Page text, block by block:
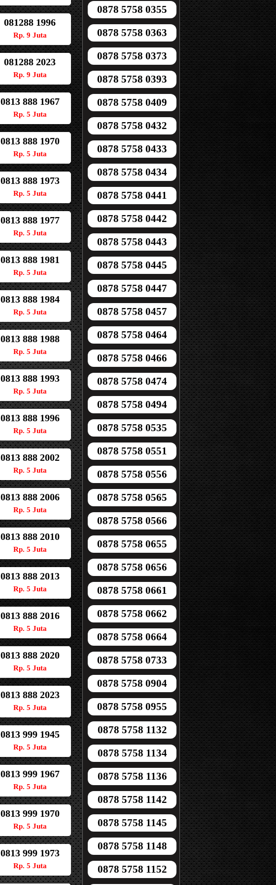
081288 1996
Rp. 9 Juta
081288 2023
Rp. 9 Juta
0813 888 1967
Rp. 5 Juta
0813 888 1970
Rp. 5 Juta
0813 888 1973
Rp. 5 Juta
0813 888 1977
Rp. 5 Juta
0813 888 1981
Rp. 5 Juta
0813 888 1984
Rp. 5 Juta
0813 888 1988
Rp. 5 Juta
0813 888 1993
Rp. 5 Juta
0813 888 1996
Rp. 5 Juta
0813 888 2002
Rp. 5 Juta
0813 888 2006
Rp. 5 Juta
0813 888 2010
Rp. 5 Juta
0813 888 2013
Rp. 5 Juta
0813 888 2016
Rp. 5 Juta
0813 888 2020
Rp. 5 Juta
0813 888 2023
Rp. 5 Juta
0813 999 1945
Rp. 5 Juta
0813 999 1967
Rp. 5 Juta
0813 999 1970
Rp. 5 Juta
0813 999 1973
Rp. 5 Juta
0878 5758 0355
0878 5758 0363
0878 5758 0373
0878 5758 0393
0878 5758 0409
0878 5758 0432
0878 5758 0433
0878 5758 0434
0878 5758 0441
0878 5758 0442
0878 5758 0443
0878 5758 0445
0878 5758 0447
0878 5758 0457
0878 5758 0464
0878 5758 0466
0878 5758 0474
0878 5758 0494
0878 5758 0535
0878 5758 0551
0878 5758 0556
0878 5758 0565
0878 5758 0566
0878 5758 0655
0878 5758 0656
0878 5758 0661
0878 5758 0662
0878 5758 0664
0878 5758 0733
0878 5758 0904
0878 5758 0955
0878 5758 1132
0878 5758 1134
0878 5758 1136
0878 5758 1142
0878 5758 1145
0878 5758 1148
0878 5758 1152